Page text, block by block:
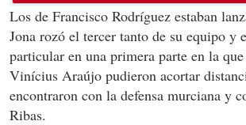
Los de Francisco Rodríguez estaban
Jona rozó el tercer tanto de su equipo y
particular en una primera parte en la
Vinícius Araújo pudieron acortar
encontraron con la defensa murciana y
Ribas.